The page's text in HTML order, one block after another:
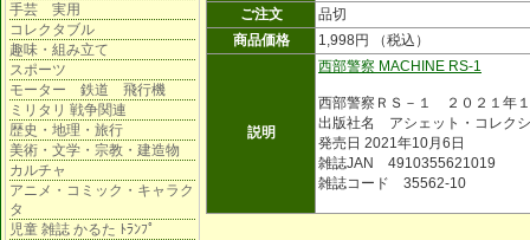
手芸 実用
コレクタブル
趣味・組み立て
スポーツ
モーター 鉄道 飛行機
ミリタリ 戦争関連
歴史・地理・旅行
美術・文学・宗教・建造物
カルチャ
アニメ・コミック・キャラク
タ
児童 雑誌 かるた ﾄﾗﾝﾌﾟ
ご注文
品切
商品価格
1,998円 （税込）
説明
西部警察 MACHINE RS-1
西部警察ＲＳ－１ ２０２１年
出版社名 アシェット・コレク
発売日 2021年10月6日
雑誌JAN 4910355621019
雑誌コード 35562-10